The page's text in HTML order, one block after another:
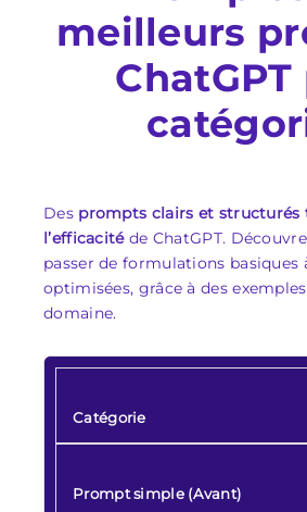
meilleurs
ChatGPT
Des prompts clairs et structurés
l’efficacitéde ChatGPT.
passer de formulations basiques
optimisées, grâce à des
domaine.
Catégorie
Prompt simple (Avant)